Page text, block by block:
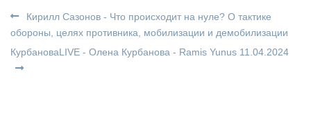
Кирилл Сазонов - Что происходит на нуле? О тактике
обороны, целях противника, мобилизации и демобилизации
КурбановаLIVE - Олена Курбанова - Ramis Yunus 11.04.2024